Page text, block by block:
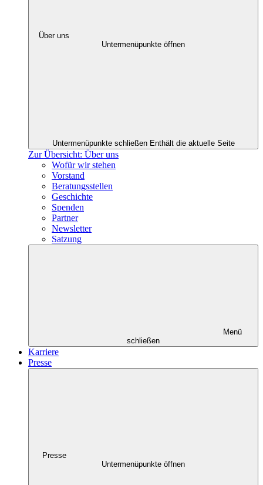
Über uns
Untermenüpunkte öffnen
Untermenüpunkte schließen Enthält die aktuelle Seite
Zur Übersicht: Über uns
Wofür wir stehen
Vorstand
Beratungsstellen
Geschichte
Spenden
Partner
Newsletter
Satzung
Menü
schließen
Karriere
Presse
Presse
Untermenüpunkte öffnen